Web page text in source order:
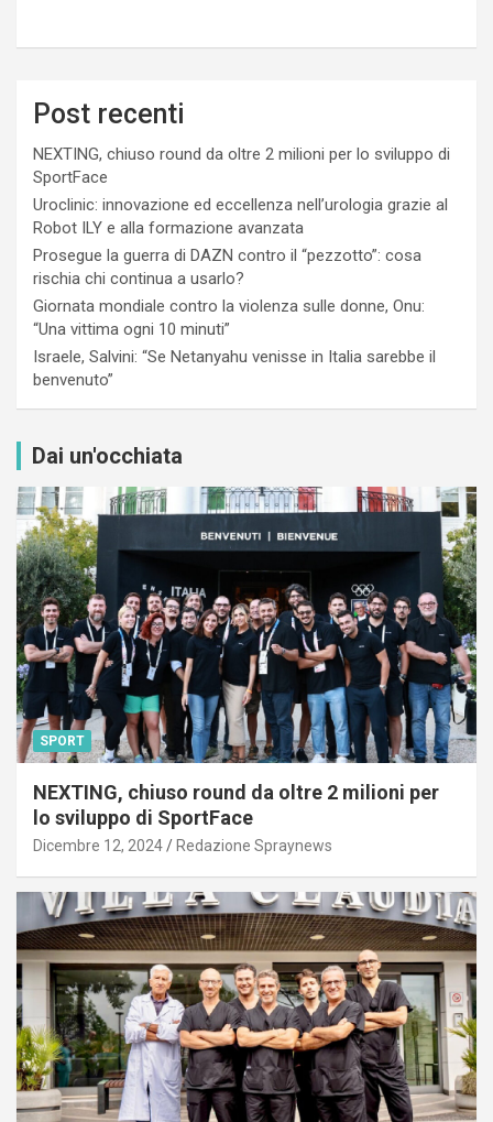
Post recenti
NEXTING, chiuso round da oltre 2 milioni per lo sviluppo di
SportFace
Uroclinic: innovazione ed eccellenza nell’urologia grazie al
Robot ILY e alla formazione avanzata
Prosegue la guerra di DAZN contro il “pezzotto”: cosa
rischia chi continua a usarlo?
Giornata mondiale contro la violenza sulle donne, Onu:
“Una vittima ogni 10 minuti”
Israele, Salvini: “Se Netanyahu venisse in Italia sarebbe il
benvenuto”
Dai un'occhiata
SPORT
NEXTING, chiuso round da oltre 2 milioni per
lo sviluppo di SportFace
Dicembre 12, 2024 Redazione Spraynews